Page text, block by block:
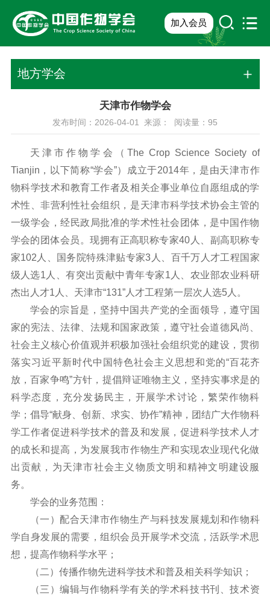
加入会员
地方学会
天津市作物学会
发布时间：2026-04-01 来源： 阅读量： 95
天津市作物学会（The Crop Science Society of
Tianjin，以下简称“学会”）成立于2014年，是由天津市作
物科学技术和教育工作者及相关企事业单位自愿组成的学
术性、非营利性社会组织，是天津市科学技术协会主管的
一级学会，经民政局批准的学术性社会团体，是中国作物
学会的团体会员。现拥有正高职称专家40人、副高职称专
家102人、国务院特殊津贴专家3人、百千万人才工程国家
级人选1人、有突出贡献中青年专家1人、农业部农业科研
杰出人才1人、天津市“131”人才工程第一层次人选5人。
学会的宗旨是，坚持中国共产党的全面领导，遵守国
家的宪法、法律、法规和国家政策，遵守社会道德风尚、
社会主义核心价值观并积极加强社会组织党的建设，贯彻
落实习近平新时代中国特色社会主义思想和党的“百花齐
放，百家争鸣”方针，提倡辩证唯物主义，坚持实事求是的
科学态度，充分发扬民主，开展学术讨论，繁荣作物科
学；倡导“献身、创新、求实、协作”精神，团结广大作物科
学工作者促进科学技术的普及和发展，促进科学技术人才
的成长和提高，为发展我市作物生产和实现农业现代化做
出贡献，为天津市社会主义物质文明和精神文明建设服
务。
学会的业务范围：
（一）配合天津市作物生产与科技发展规划和作物科
学自身发展的需要，组织会员开展学术交流，活跃学术思
想，提高作物科学水平；
（二）传播作物先进科学技术和普及相关科学知识；
（三）编辑与作物科学有关的学术科技书刊、技术资